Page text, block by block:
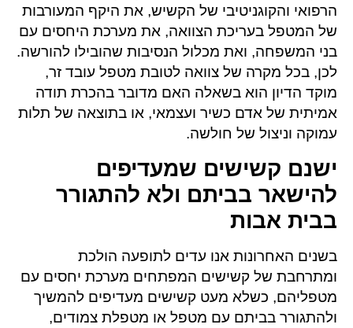
הרפואי והקוגניטיבי של הקשיש, את היקף המעורבות
של המטפל בעריכת הצוואה, את מערכת היחסים עם
בני המשפחה, ואת מכלול הנסיבות שהובילו להורשה.
לכן, בכל מקרה של צוואה לטובת מטפל עובד זר,
מוקד הדיון הוא בשאלה האם מדובר בהכרת תודה
אמיתית של אדם כשיר ועצמאי, או בתוצאה של תלות
עמוקה וניצול של חולשה.
ישנם קשישים שמעדיפים
להישאר בביתם ולא להתגורר
בבית אבות
בשנים האחרונות אנו עדים לתופעה הולכת
ומתרחבת של קשישים המפתחים מערכת יחסים עם
מטפליהם, כשלא מעט קשישים מעדיפים להמשיך
ולהתגורר בביתם עם מטפל או מטפלת צמודים,